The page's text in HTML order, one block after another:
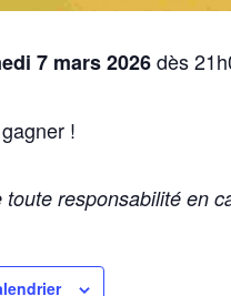
7 mars 2026dès
!
responsabilité en